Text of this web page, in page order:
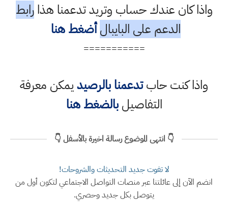
واذا كان عندك حساب وتريد تدعمنا هذارابط
الدعم على البايبال أضغط هنا
===========
واذا كنت حابتدعمنا بالرصيديمكن معرفة
التفاصيلبالضغط هنا
👇 انتهى الموضوع رسالة اخيرة بالأسفل 👇
لا تفوت جديد التحديثات والشروحات!
انضم الآن إلى عائلتنا عبر منصات التواصل الاجتماعي لتكون أول من
يتوصل بكل جديد وحصري.